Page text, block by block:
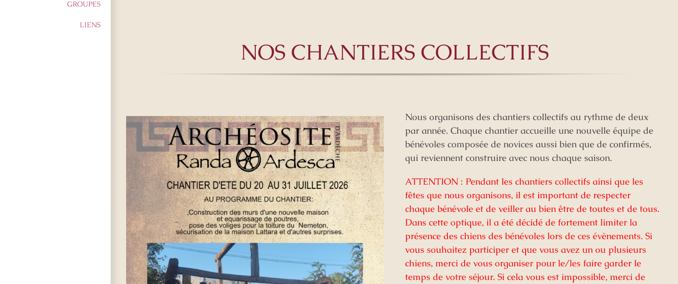
GROUPES
LIENS
NOS CHANTIERS COLLECTIFS
Nous organisons des chantiers collectifs au rythme de deux
par année. Chaque chantier accueille une nouvelle équipe de
bénévoles composée de novices aussi bien que de confirmés,
qui reviennent construire avec nous chaque saison.
ATTENTION : Pendant les chantiers collectifs ainsi que les
fêtes que nous organisons, il est important de respecter
chaque bénévole et de veiller au bien être de toutes et de tous.
Dans cette optique, il a été décidé de fortement limiter la
présence des chiens des bénévoles lors de ces évènements. Si
vous souhaitez participer et que vous avez un ou plusieurs
chiens, merci de vous organiser pour le/les faire garder le
temps de votre séjour. Si cela vous est impossible, merci de